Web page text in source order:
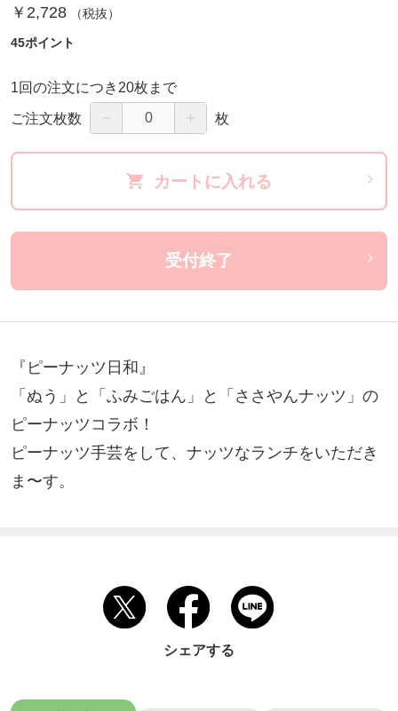
￥2,728（税抜）
45ポイント
1回の注文につき20枚まで
ご注文枚数 － ＋ 枚
カートに入れる
受付終了
『ピーナッツ日和』
「ぬう」と「ふみごはん」と「ささやんナッツ」の
ピーナッツコラボ！
ピーナッツ手芸をして、ナッツなランチをいただき
ま〜す。
シェアする